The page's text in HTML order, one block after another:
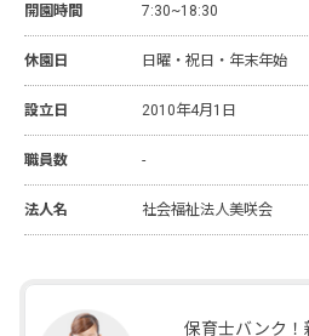
開園時間 7:30~18:30
休園日 日曜・祝日・年末年始
設立日 2010年4月1日
職員数 -
法人名 社会福祉法人美咲会
保育士バンク！